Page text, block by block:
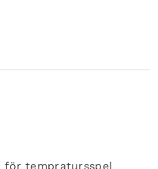
för tempratursspel